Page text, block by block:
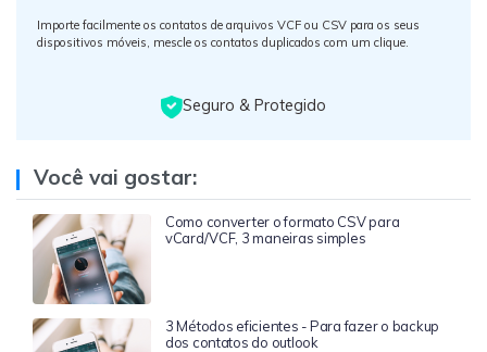
Importe facilmente os contatos de arquivos VCF ou CSV para os seus
dispositivos móveis, mescle os contatos duplicados com um clique.
Seguro & Protegido
Você vai gostar:
Como converter o formato CSV para
vCard/VCF, 3 maneiras simples
3 Métodos eficientes - Para fazer o backup
dos contatos do outlook